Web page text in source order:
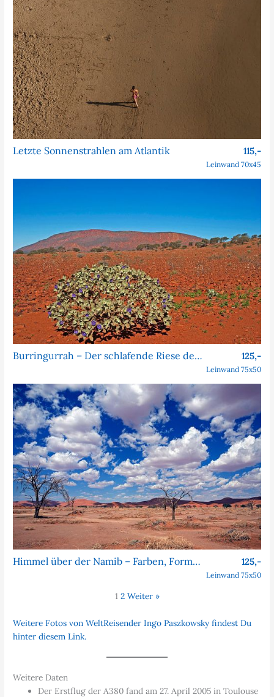
Letzte Sonnenstrahlen am Atlantik 115,-
Leinwand 70x45
Burringurrah – Der schlafende Riese des Outbacks 125,-
Leinwand 75x50
Himmel über der Namib – Farben, Formen, Faszination 125,-
Leinwand 75x50
1 2 Weiter »
Weitere Fotos von WeltReisender Ingo Paszkowsky findest Du
hinter diesem Link.
Weitere Daten
Der Erstflug der A380 fand am 27. April 2005 in Toulouse